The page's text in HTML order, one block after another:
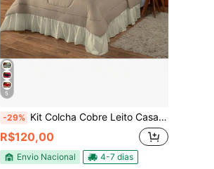
5
-29% Kit Colcha Cobre Leito Casal Queen Estampado ( Ele & Ela ) 03 Peças
R$120,00
Envio Nacional 4-7 dias